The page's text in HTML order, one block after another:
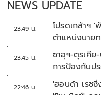
NEWS UPDATE
23:49 น.
โปรดเกล้าฯ
ตำแหน่งนาย
'พลตรี'
23:45 น.
ซาอุฯ-ตุรเคี
การป้องกันป
22:46 น.
'ฮอนด้า เรซ